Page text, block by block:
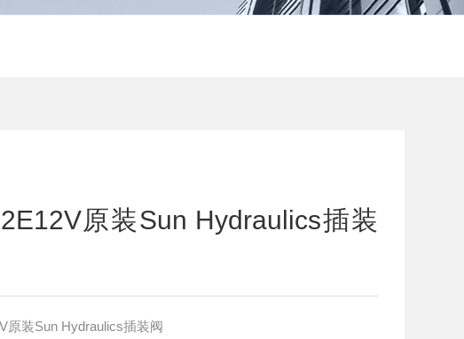
原装Sun Hydraulics插装
原装Sun Hydraulics插装阀